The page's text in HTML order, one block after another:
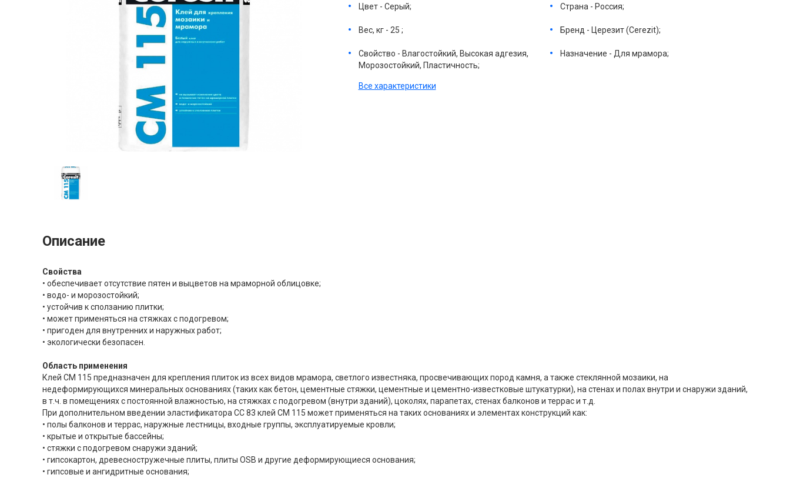
Цвет - Серый; Страна - Россия;
Вес, кг - 25 ; Бренд - Церезит (Cerezit);
Свойство - Влагостойкий, Высокая адгезия,
Морозостойкий, Пластичность;
Назначение - Для мрамора;
Все характеристики
Описание
Свойства
• обеспечивает отсутствие пятен и выцветов на мраморной облицовке;
• водо- и морозостойкий;
• устойчив к сползанию плитки;
• может применяться на стяжках с подогревом;
• пригоден для внутренних и наружных работ;
• экологически безопасен.
Область применения
Клей СМ 115 предназначен для крепления плиток из всех видов мрамора, светлого известняка, просвечивающих пород камня, а также стеклянной мозаики, на
недеформирующихся минеральных основаниях (таких как бетон, цементные стяжки, цементные и цементно-известковые штукатурки), на стенах и полах внутри и снаружи зданий,
в т.ч. в помещениях с постоянной влажностью, на стяжках с подогревом (внутри зданий), цоколях, парапетах, стенах балконов и террас и т.д.
При дополнительном введении эластификатора СС 83 клей СМ 115 может применяться на таких основаниях и элементах конструкций как:
• полы балконов и террас, наружные лестницы, входные группы, эксплуатируемые кровли;
• крытые и открытые бассейны;
• стяжки с подогревом снаружи зданий;
• гипсокартон, древесностружечные плиты, плиты OSB и другие деформирующиеся основания;
• гипсовые и ангидритные основания;